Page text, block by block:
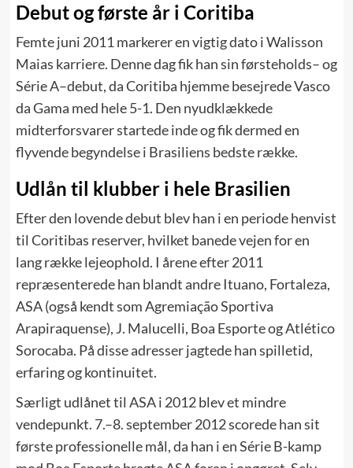
Debut og første år i Coritiba
Femte juni 2011 markerer en vigtig dato i Walisson
Maias karriere. Denne dag fik han sin førsteholds– og
Série A–debut, da Coritiba hjemme besejrede Vasco
da Gama med hele 5-1. Den nyudklækkede
midterforsvarer startede inde og fik dermed en
flyvende begyndelse i Brasiliens bedste række.
Udlån til klubber i hele Brasilien
Efter den lovende debut blev han i en periode henvist
til Coritibas reserver, hvilket banede vejen for en
lang række lejeophold. I årene efter 2011
repræsenterede han blandt andre Ituano, Fortaleza,
ASA (også kendt som Agremiação Sportiva
Arapiraquense), J. Malucelli, Boa Esporte og Atlético
Sorocaba. På disse adresser jagtede han spilletid,
erfaring og kontinuitet.
Særligt udlånet til ASA i 2012 blev et mindre
vendepunkt. 7.–8. september 2012 scorede han sit
første professionelle mål, da han i en Série B-kamp